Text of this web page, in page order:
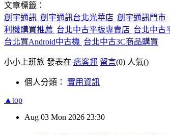
文章標籤：
創宇通訊 創宇通訊台北光華店 創宇通訊門市
利機購買推薦 台北中古平板專賣店 台北中古
台北買Android中古機 台北中古3C商品購買
小小上班族 發表在 痞客邦 留言(0) 人氣()
個人分類： 實用資訊
▲top
Aug 03 Mon 2026 23:30